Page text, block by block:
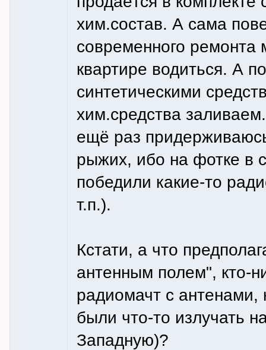
хим.состав. А сама
современного ремонта
квартире водиться. А
синтетическими
хим.средства
ещё раз
рыжих, ибо на фотке в
победили какие-то
т.п.).
Кстати, а что
антенным полем", кто-
радиомачт с
были что-то излучать
Западную)?